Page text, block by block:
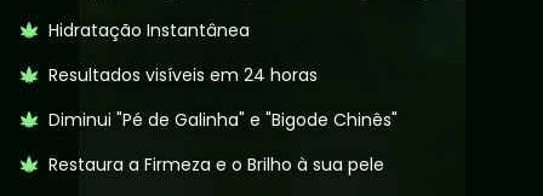
Hidratação Instantânea
Resultados visíveis em 24 horas
Diminui "Pé de Galinha" e "Bigode Chinês"
Restaura a Firmeza e o Brilho à sua pele